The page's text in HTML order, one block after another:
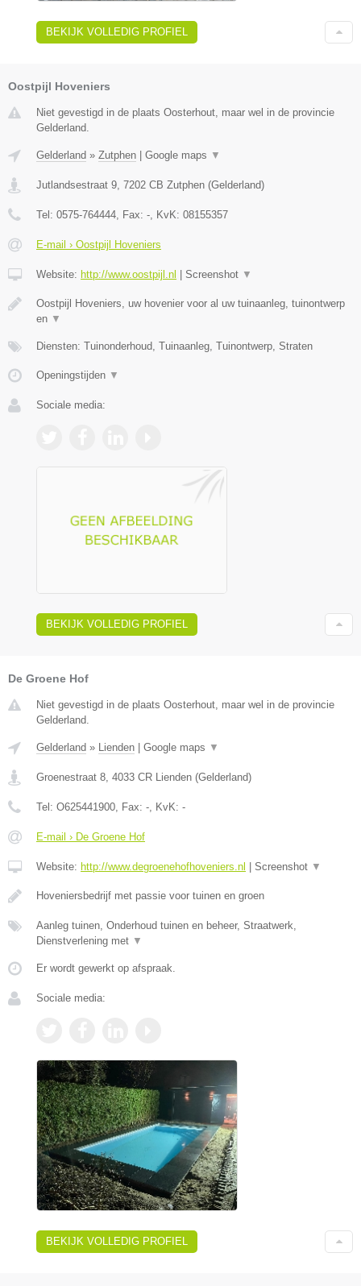
BEKIJK VOLLEDIG PROFIEL
Oostpijl Hoveniers
Niet gevestigd in de plaats Oosterhout, maar wel in de provincie
Gelderland.
Gelderland » Zutphen Google maps ▼
Jutlandsestraat 9 7202 CB Zutphen (Gelderland)
Tel: 0575-764444 , Fax: - , KvK: 08155357
E-mail › Oostpijl Hoveniers
Website: http://www.oostpijl.nl Screenshot ▼
Oostpijl Hoveniers, uw hovenier voor al uw tuinaanleg, tuinontwerp
en ▼
Diensten: Tuinonderhoud, Tuinaanleg, Tuinontwerp, Straten
Openingstijden ▼
Sociale media:
BEKIJK VOLLEDIG PROFIEL
De Groene Hof
Niet gevestigd in de plaats Oosterhout, maar wel in de provincie
Gelderland.
Gelderland » Lienden Google maps ▼
Groenestraat 8, 4033 CR Lienden (Gelderland)
Tel: O625441900, Fax: -, KvK: -
E-mail › De Groene Hof
Website: http://www.degroenehofhoveniers.nl Screenshot ▼
Hoveniersbedrijf met passie voor tuinen en groen
Aanleg tuinen, Onderhoud tuinen en beheer, Straatwerk,
Dienstverlening met ▼
Er wordt gewerkt op afspraak.
Sociale media:
BEKIJK VOLLEDIG PROFIEL